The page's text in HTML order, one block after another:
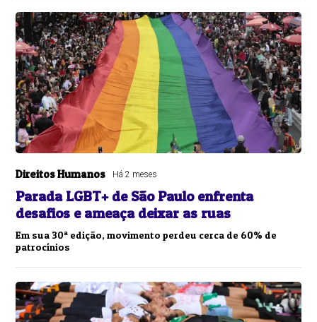
Direitos Humanos Há 2 meses
Parada LGBT+ de São Paulo enfrenta
desafios e ameaça deixar as ruas
Em sua 30ª edição, movimento perdeu cerca de 60% de
patrocínios